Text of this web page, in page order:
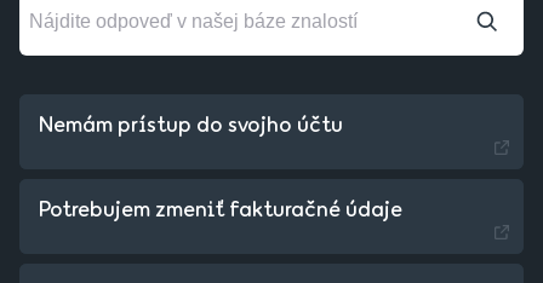
Nemám prístup do svojho účtu
Potrebujem zmeniť fakturačné údaje